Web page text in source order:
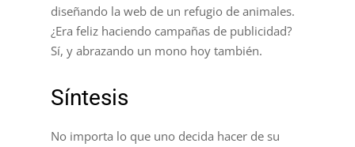
diseñando la web de un refugio de animales.
¿Era feliz haciendo campañas de publicidad?
Sí, y abrazando un mono hoy también.
Síntesis
No importa lo que uno decida hacer de su